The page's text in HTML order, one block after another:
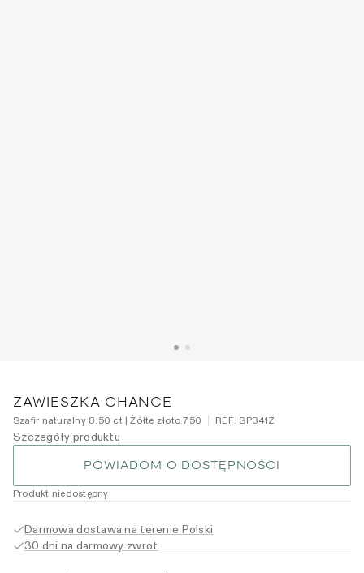
ZAWIESZKA CHANCE
Szafir naturalny 8.50 ct | Żółte złoto 750 REF: SP341Z
Szczegóły produktu
POWIADOM O DOSTĘPNOŚCI
Produkt niedostępny
Darmowa dostawa na terenie Polski
30 dni na darmowy zwrot